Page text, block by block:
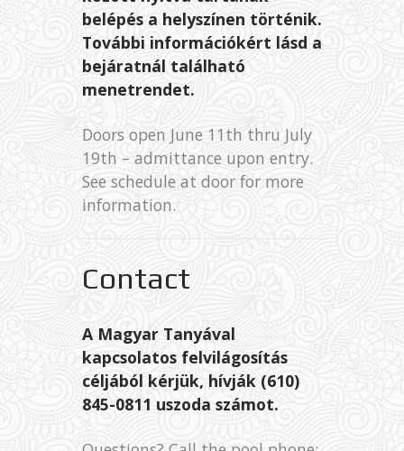
belépés a helyszínen történik.
További információkért lásd a
bejáratnál található
menetrendet.
Doors open June 11th thru July
19th – admittance upon entry.
See schedule at door for more
information.
Contact
A Magyar Tanyával
kapcsolatos felvilágosítás
céljából kérjük, hívják (610)
845-0811 uszoda számot.